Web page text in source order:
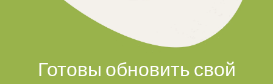
Готовы обновить свой